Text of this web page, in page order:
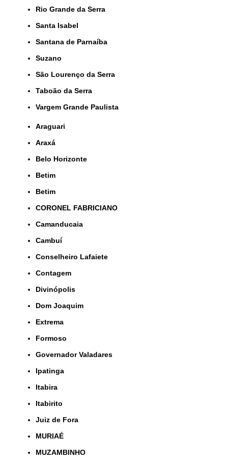
Rio Grande da Serra
Santa Isabel
Santana de Parnaíba
Suzano
São Lourenço da Serra
Taboão da Serra
Vargem Grande Paulista
Araguari
Araxá
Belo Horizonte
Betim
Betim
CORONEL FABRICIANO
Camanducaia
Cambuí
Conselheiro Lafaiete
Contagem
Divinópolis
Dom Joaquim
Extrema
Formoso
Governador Valadares
Ipatinga
Itabira
Itabirito
Juiz de Fora
MURIAÉ
MUZAMBINHO